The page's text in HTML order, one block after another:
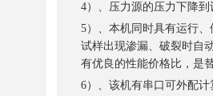
4）、压力源的压力下降
5）、本机同时具有运行
试样出现渗漏、破裂时自
有优良的性能价格比，是
6）、该机有串口可外配